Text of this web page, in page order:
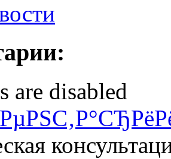
are disabled